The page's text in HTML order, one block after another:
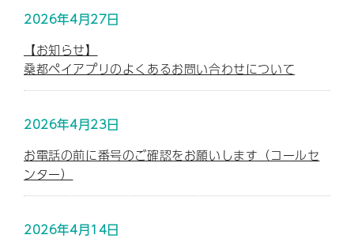
2026年4月27日
【お知らせ】
桑都ペイアプリのよくあるお問い合わせについて
2026年4月23日
お電話の前に番号のご確認をお願いします（コールセ
ンター）
2026年4月14日